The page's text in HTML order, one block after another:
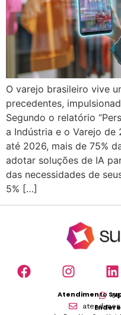
O varejo brasileiro vive
precedentes,
Segundo o relatório
a Indústria e o Varejo de
até 2026, mais de 75%
adotar soluções de IA
das necessidades de
5% […]
Atendimento